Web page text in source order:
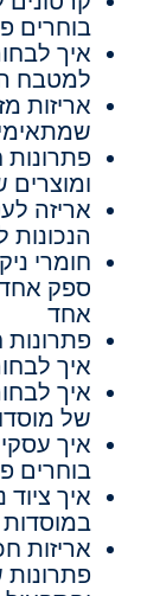
בוחרים
איך
למטבח
אריזות
פתרונות
אריזה
הנכונות
חומרי
ספק
אחד
איך
איך
של
איך
בוחרים
איך ציוד
אריזות
פתרונות